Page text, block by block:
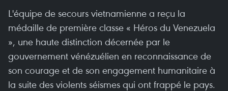
L'équipe de secours vietnamienne a reçu la
médaille de première classe « Héros du Venezuela
», une haute distinction décernée par le
gouvernement vénézuélien en reconnaissance de
son courage et de son engagement humanitaire à
la suite des violents séismes qui ont frappé le pays.